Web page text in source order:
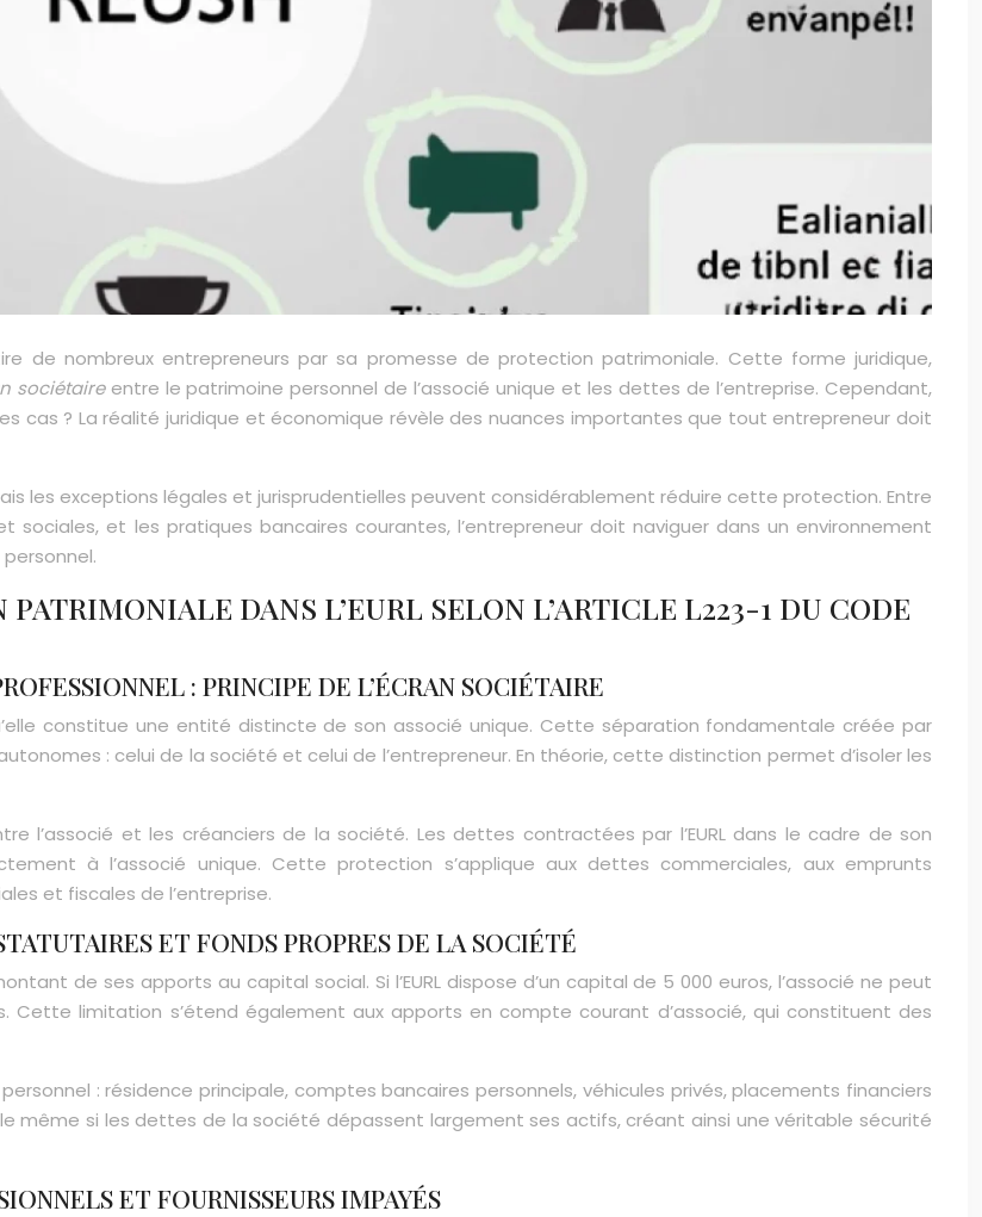
de nombreux entrepreneurs par sa promesse de protection patrimoniale. Cette forme juridique,
sociétaire entre le patrimoine personnel de l’associé unique et les dettes de l’entreprise. Cependant,
cas ? La réalité juridique et économique révèle des nuances importantes que tout entrepreneur doit
les exceptions légales et jurisprudentielles peuvent considérablement réduire cette protection. Entre
et les pratiques bancaires courantes, l’entrepreneur doit naviguer dans un environnement
DANS L’EURL SELON L’ARTICLE L223-1 DU CODE
: PRINCIPE DE L’ÉCRAN SOCIÉTAIRE
constitue une entité distincte de son associé unique. Cette séparation fondamentale créée par
: celui de la société et celui de l’entrepreneur. En théorie, cette distinction permet d’isoler les
l’associé et les créanciers de la société. Les dettes contractées par l’EURL dans le cadre de son
à l’associé unique. Cette protection s’applique aux dettes commerciales, aux emprunts
et fiscales de l’entreprise.
ET FONDS PROPRES DE LA SOCIÉTÉ
de ses apports au capital social. Si l’EURL dispose d’un capital de 5 000 euros, l’associé ne peut
limitation s’étend également aux apports en compte courant d’associé, qui constituent des
: résidence principale, comptes bancaires personnels, véhicules privés, placements financiers
même si les dettes de la société dépassent largement ses actifs, créant ainsi une véritable sécurité
ET FOURNISSEURS IMPAYÉS